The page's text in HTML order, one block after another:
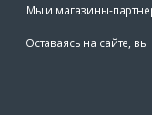
Мы и магазины-
Оставаясь на сайте,